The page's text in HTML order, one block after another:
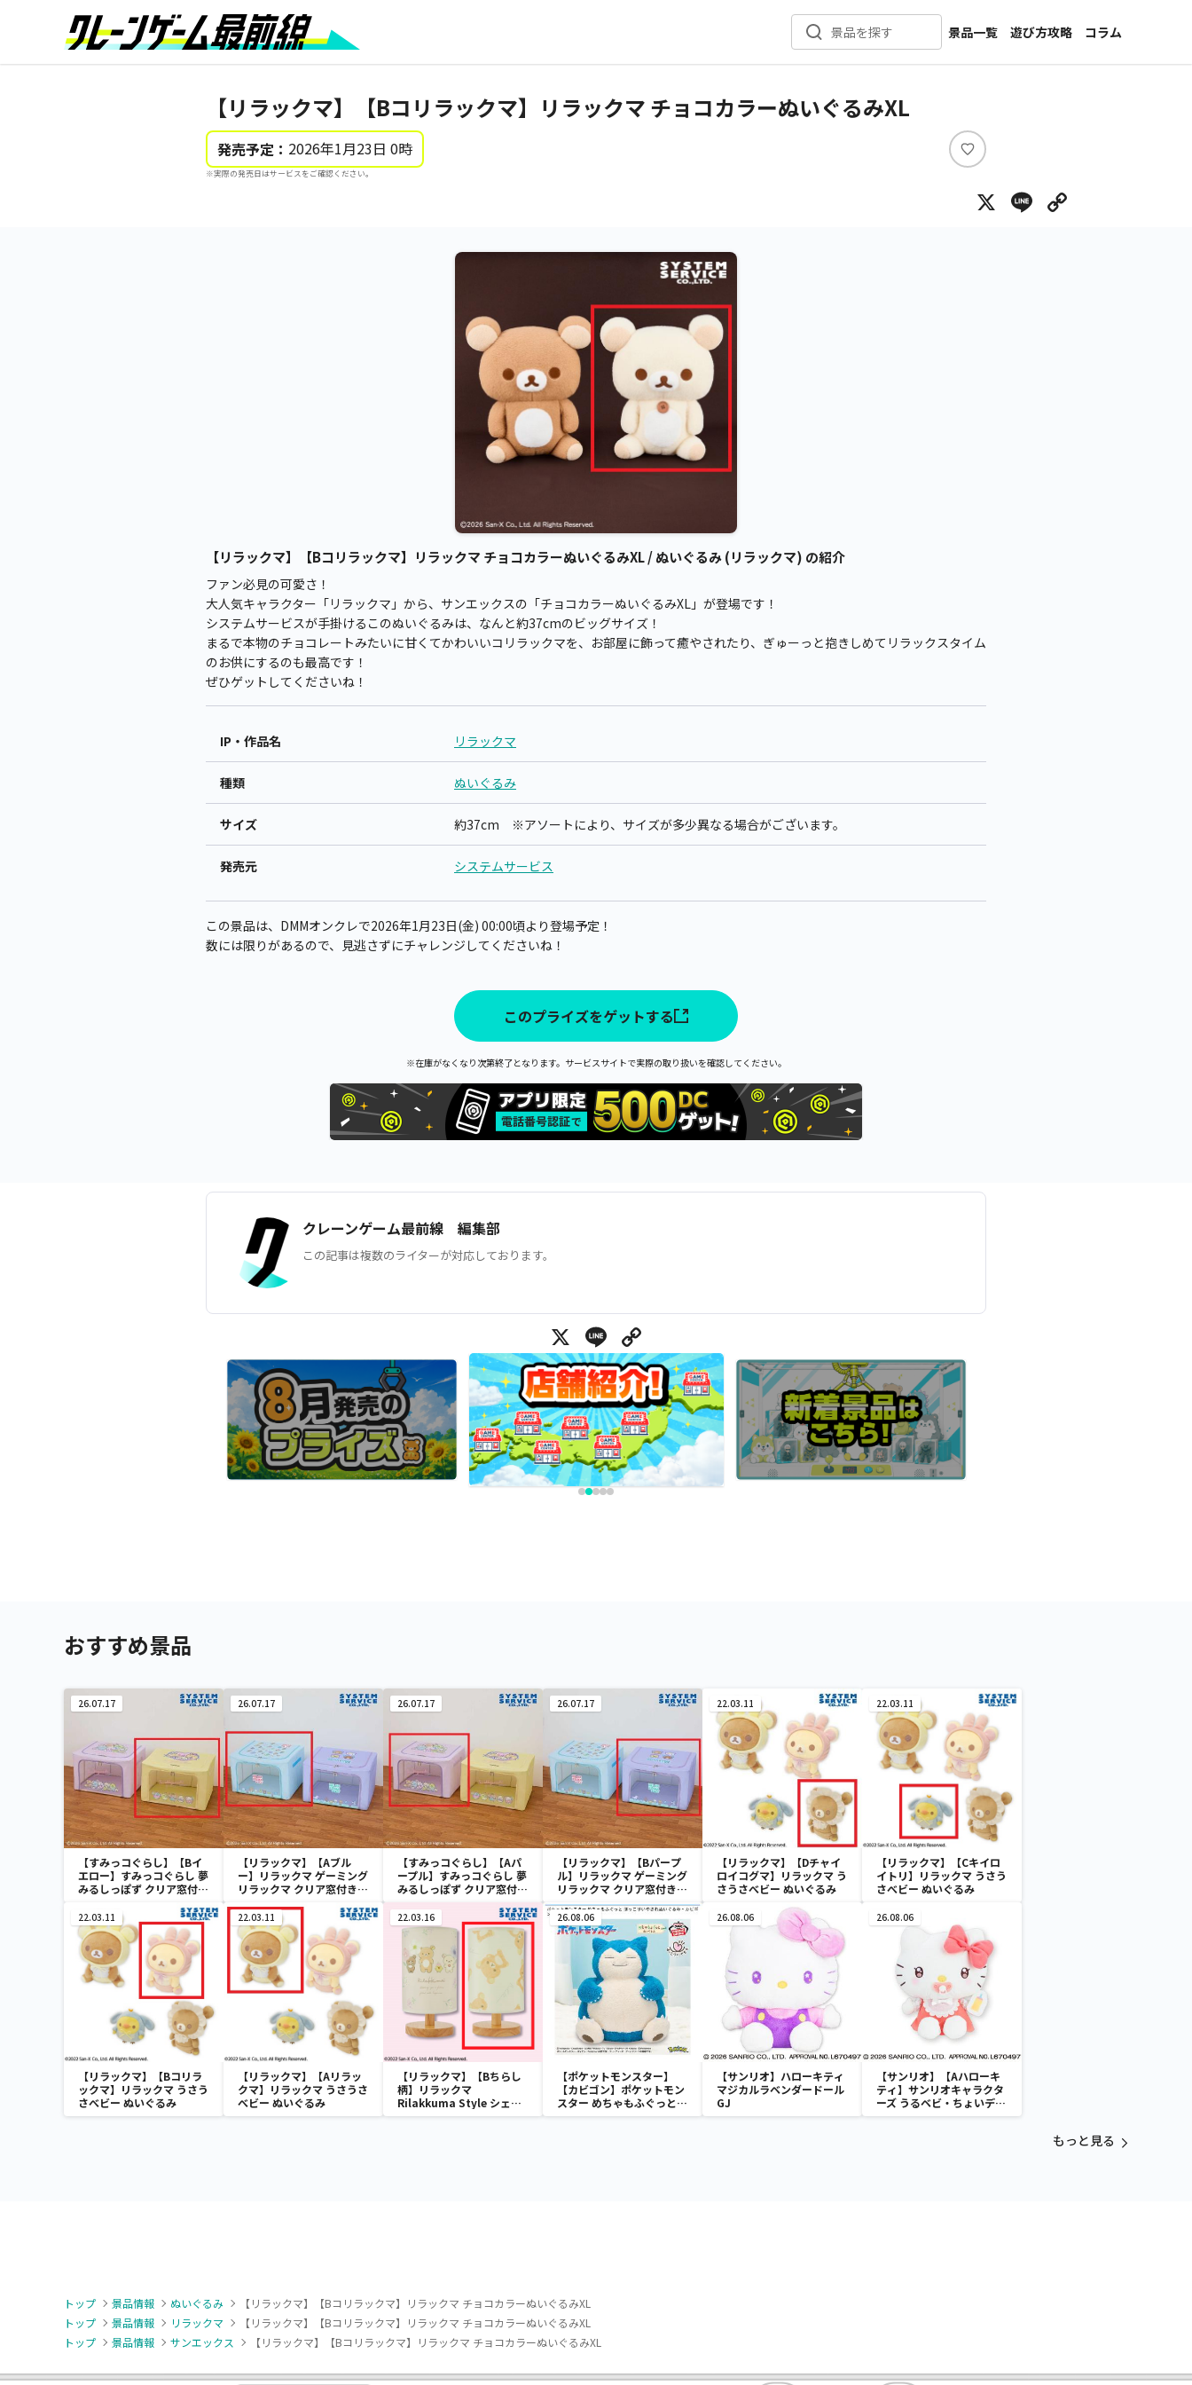
景品を探す
景品一覧
新着景品
メーカー一覧
遊び方攻略
コラム
インタビュー
【リラックマ】【Bコリラックマ】リラックマ チョコカラーぬいぐるみXL
発売予定： 2026年1月23日 0時
※実際の発売日はサービスをご確認ください。
い
ね
X Line
【リラックマ】【Bコリラックマ】リラックマ チョコカラーぬいぐるみXL / ぬいぐるみ (リラックマ) の紹介
ファン必見の可愛さ！
大人気キャラクター「リラックマ」から、サンエックスの「チョコカラーぬいぐるみXL」が登場です！
システムサービスが手掛けるこのぬいぐるみは、なんと約37cmのビッグサイズ！
まるで本物のチョコレートみたいに甘くてかわいいコリラックマを、お部屋に飾って癒やされたり、ぎゅーっと抱きしめてリラックスタイム
のお供にするのも最高です！
ぜひゲットしてくださいね！
IP・作品名 リラックマ
種類 ぬいぐるみ
サイズ 約37cm ※アソートにより、サイズが多少異なる場合がございます。
発売元 システムサービス
この景品は、DMMオンクレで2026年1月23日(金) 00:00頃より登場予定！
数には限りがあるので、見逃さずにチャレンジしてくださいね！
このプライズをゲットする
※在庫がなくなり次第終了となります。サービスサイトで実際の取り扱いを確認してください。
クレーンゲーム最前線 編集部
この記事は複数のライターが対応しております。
X Line
おすすめ景品
26.07.17
【すみっコぐらし】【Bイ
エロー】すみっコぐらし 夢
みるしっぽず クリア窓付き
26.07.17
【リラックマ】【Aブル
ー】リラックマ ゲーミング
リラックマ クリア窓付き収
26.07.17
【すみっコぐらし】【Aパ
ープル】すみっコぐらし 夢
みるしっぽず クリア窓付き
収納ボックス
26.07.17
【リラックマ】【Bパープ
ル】リラックマ ゲーミング
リラックマ クリア窓付き収
納ボックス
22.03.11
【リラックマ】【Dチャイ
ロイコグマ】リラックマ う
さうさべビー ぬいぐるみ
22.03.11
【リラックマ】【Cキイロ
イトリ】リラックマ うさう
さべビー ぬいぐるみ
22.03.11
【リラックマ】【Bコリラ
ックマ】リラックマ うさう
さべビー ぬいぐるみ
22.03.11
【リラックマ】【Aリラッ
クマ】リラックマ うさうさ
べビー ぬいぐるみ
22.03.16
【リラックマ】【Bちらし
柄】リラックマ
Rilakkuma Style シェー
ドライト
26.08.06
【ポケットモンスター】
【カビゴン】ポケットモン
スター めちゃもふぐっと
ほっこりいやされぬいぐる
26.08.06
【サンリオ】ハローキティ
マジカルラベンダードール
GJ
26.08.06
【サンリオ】【Aハローキ
ティ】サンリオキャラクタ
ーズ うるベビ・ちょいデカ
ドール
もっと見る
トップ 景品情報 ぬいぐるみ
【リラックマ】【Bコリラックマ】リラックマ チョコカラーぬいぐるみXL
トップ
景品情報 リラックマ
【リラックマ】【Bコリラックマ】リラックマ チョコカラーぬいぐるみXL
トップ
景品情報 サンエックス 【リラックマ】【Bコリラックマ】リラックマ チョコカラーぬいぐるみXL